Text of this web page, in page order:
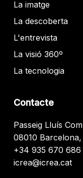
La imatge
La descoberta
L'entrevista
La visió 360º
La tecnologia
Contacte
Passeig Lluís
08010
+34 935 670 686
icrea@icrea.cat